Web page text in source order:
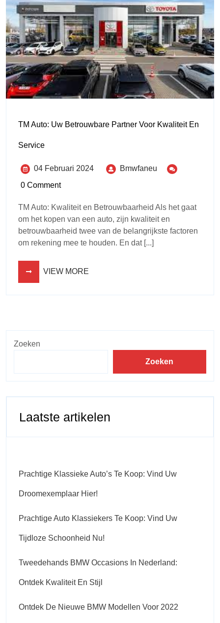
TM Auto: Uw Betrouwbare Partner Voor Kwaliteit En
Service
04 Februari 2024
Bmwfaneu
0 Comment
TM Auto: Kwaliteit en Betrouwbaarheid Als het gaat
om het kopen van een auto, zijn kwaliteit en
betrouwbaarheid twee van de belangrijkste factoren
om rekening mee te houden. En dat [...]
VIEW MORE
Zoeken
Zoeken
Laatste artikelen
Prachtige Klassieke Auto’s Te Koop: Vind Uw
Droomexemplaar Hier!
Prachtige Auto Klassiekers Te Koop: Vind Uw
Tijdloze Schoonheid Nu!
Tweedehands BMW Occasions In Nederland:
Ontdek Kwaliteit En Stijl
Ontdek De Nieuwe BMW Modellen Voor 2022